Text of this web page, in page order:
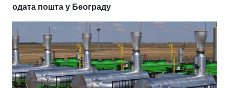
одата пошта у Београду